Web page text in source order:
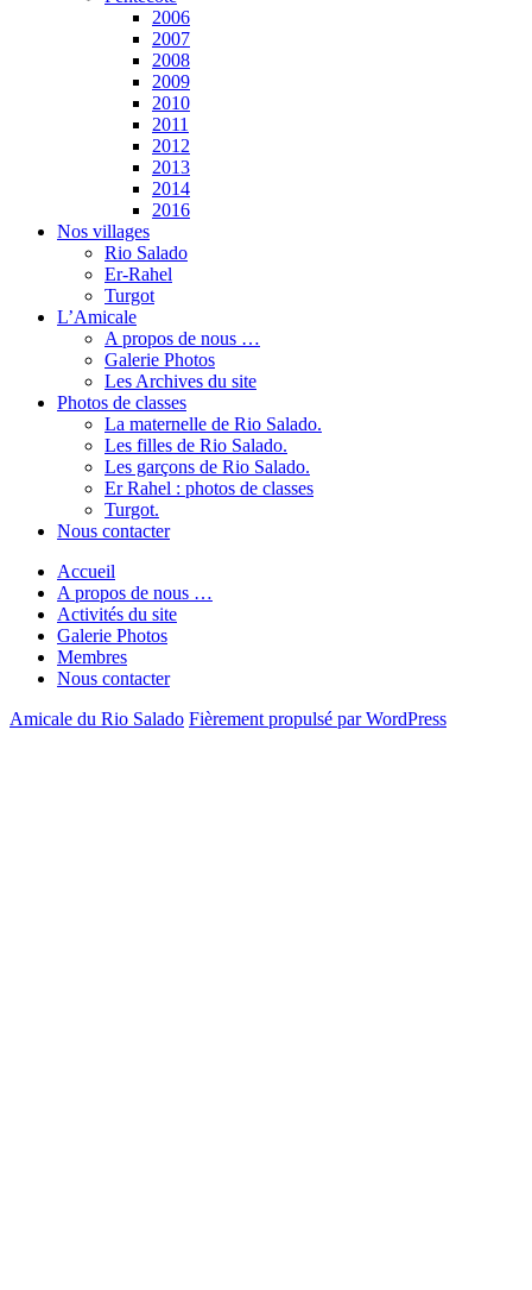
2006
2007
2008
2009
2010
2011
2012
2013
2014
2016
Nos villages
Rio Salado
Er-Rahel
Turgot
L’Amicale
A propos de nous …
Galerie Photos
Les Archives du site
Photos de classes
La maternelle de Rio Salado.
Les filles de Rio Salado.
Les garçons de Rio Salado.
Er Rahel : photos de classes
Turgot.
Nous contacter
Accueil
A propos de nous …
Activités du site
Galerie Photos
Membres
Nous contacter
Amicale du Rio Salado Fièrement propulsé par WordPress